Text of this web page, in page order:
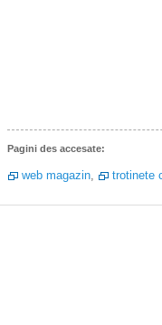
Pagini des accesate:
web magazin, trotinete